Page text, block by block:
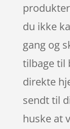
du ikke
gang og
tilbage til
direkte
sendt til
huske at